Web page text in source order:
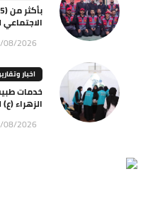
08/2026
اخبار
خدمات
الزهراء (ع)
08/2026